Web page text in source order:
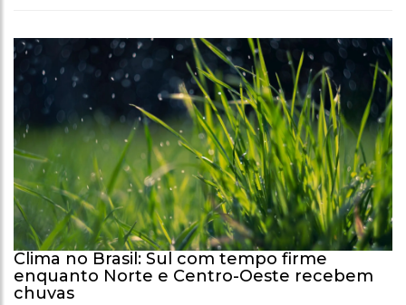
Clima no Brasil: Sul com tempo firme
enquanto Norte e Centro-Oeste recebem
chuvas